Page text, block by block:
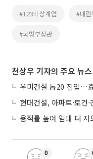
#123비상계엄 #내란
#국방부장관
천상우 기자의 주요 뉴스
우미건설 톱20 진입…효
0